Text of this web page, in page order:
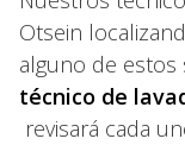
Otsein
alguno de
técnico de
revisará cada